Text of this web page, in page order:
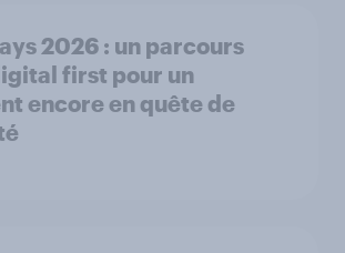
2026 : un parcours
first pour un
encore en quête de